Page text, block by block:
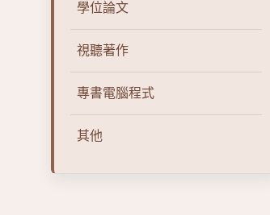
學位論文
視聽著作
專書電腦程式
其他